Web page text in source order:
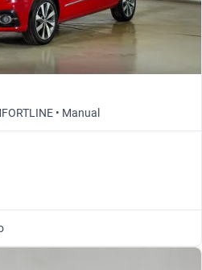
• Manual